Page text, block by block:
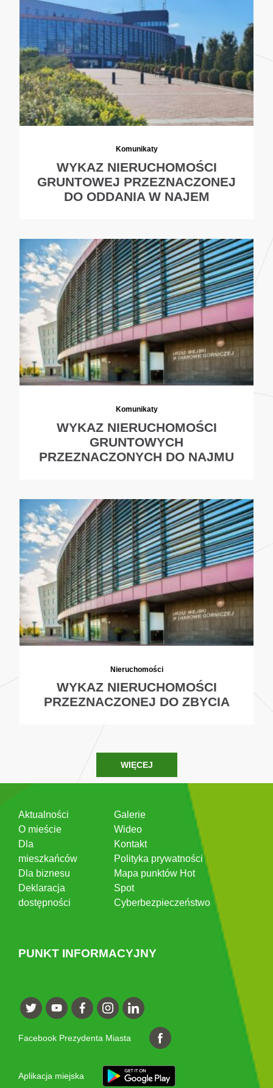
Komunikaty
WYKAZ NIERUCHOMOŚCI
GRUNTOWEJ PRZEZNACZONEJ
DO ODDANIA W NAJEM
Komunikaty
WYKAZ NIERUCHOMOŚCI
GRUNTOWYCH
PRZEZNACZONYCH DO NAJMU
Nieruchomości
WYKAZ NIERUCHOMOŚCI
PRZEZNACZONEJ DO ZBYCIA
WIĘCEJ
Aktualności
O mieście
Dla
mieszkańców
Dla biznesu
Deklaracja
dostępności
Galerie
Wideo
Kontakt
Polityka prywatności
Mapa punktów Hot
Spot
Cyberbezpieczeństwo
PUNKT INFORMACYJNY
Facebook Prezydenta Miasta
Aplikacja miejska